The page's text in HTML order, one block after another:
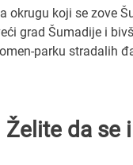
okrugu koji se zove
grad Šumadije i
parku stradalih
Želite da se